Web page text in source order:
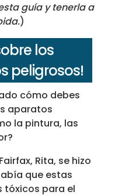
guía y tenerla a
)
los
peligrosos!
cómo debes
aparatos
la pintura, las
Rita, se hizo
que estas
tóxicos para el